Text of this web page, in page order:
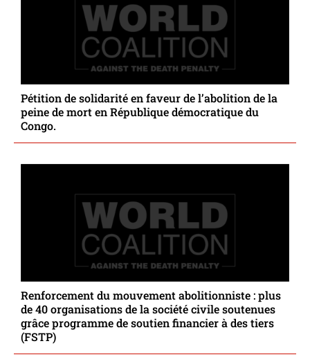
Pétition de solidarité en faveur de l’abolition de la
peine de mort en République démocratique du
Congo.
Renforcement du mouvement abolitionniste : plus
de 40 organisations de la société civile soutenues
grâce programme de soutien financier à des tiers
(FSTP)